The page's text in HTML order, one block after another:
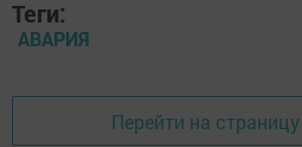
Теги:
АВАРИЯ
Перейти на